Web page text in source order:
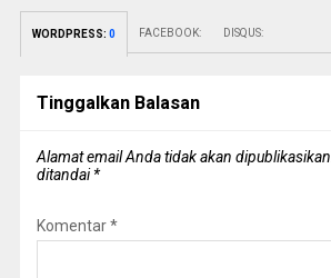
WORDPRESS: 0 FACEBOOK: DISQUS:
Tinggalkan Balasan
Alamat email Anda tidak akan dipublikasikan.
ditandai*
Komentar*